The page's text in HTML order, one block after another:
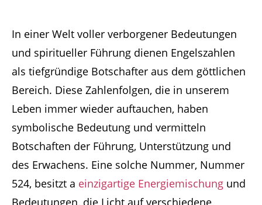
In einer Welt voller verborgener Bedeutungen
und spiritueller Führung dienen Engelszahlen
als tiefgründige Botschafter aus dem göttlichen
Bereich. Diese Zahlenfolgen, die in unserem
Leben immer wieder auftauchen, haben
symbolische Bedeutung und vermitteln
Botschaften der Führung, Unterstützung und
des Erwachens. Eine solche Nummer, Nummer
524, besitzt a einzigartige Energiemischung und
Bedeutungen, die Licht auf verschiedene